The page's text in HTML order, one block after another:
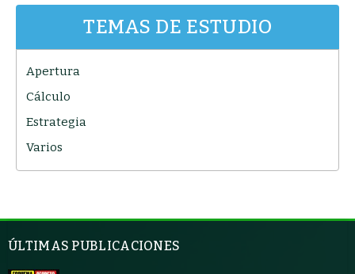
TEMAS DE ESTUDIO
Apertura
Cálculo
Estrategia
Varios
ÚLTIMAS PUBLICACIONES